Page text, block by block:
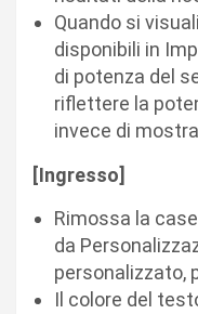
Quando si
disponibili in
di potenza del
riflettere la
invece di
[Ingresso]
Rimossa la
da
personalizzato,
Il colore del